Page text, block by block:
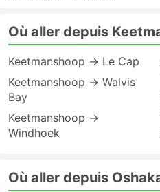
Où aller depuis
Keetmanshoop → Le Cap
Keetmanshoop → Walvis
Bay
Keetmanshoop →
Windhoek
Où aller depuis